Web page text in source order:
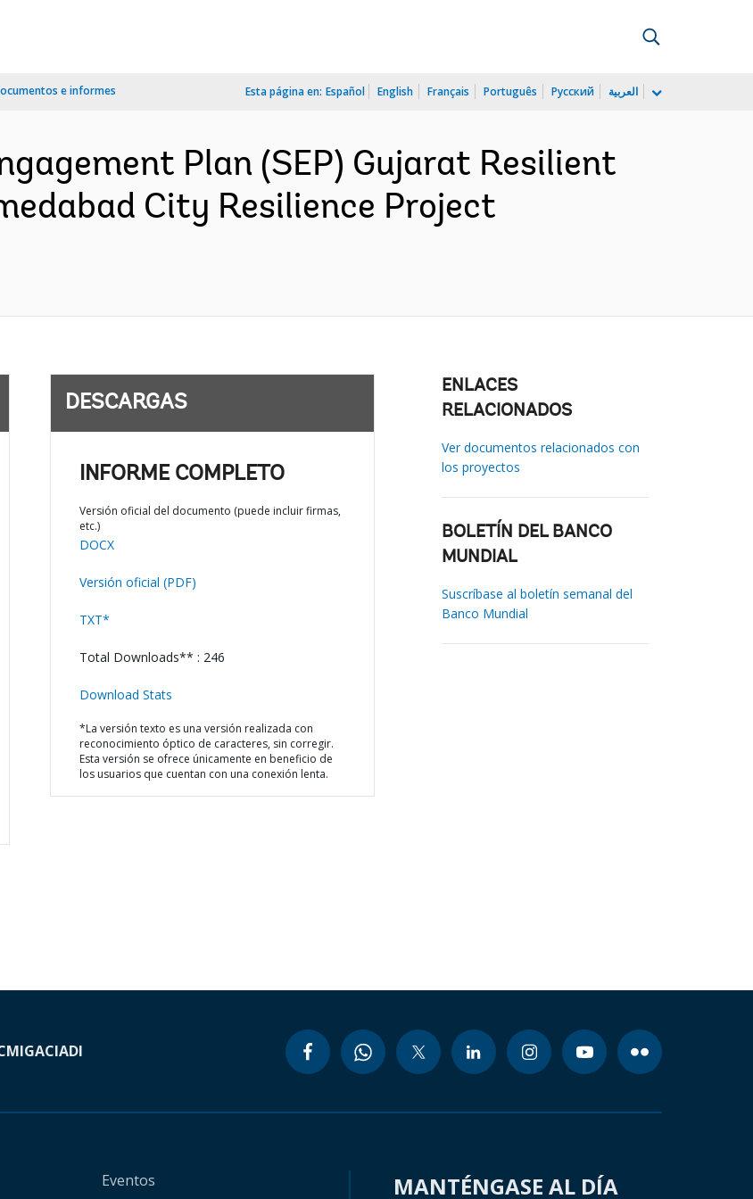
e informes Esta página en: Español English Français Português Русский العربية
Plan (SEP) Gujarat Resilient
City Resilience Project
DESCARGAS
INFORME COMPLETO
Versión oficial del documento (puede incluir firmas,
etc.)
DOCX
Versión oficial (PDF)
TXT*
Total Downloads** : 246
Download Stats
*La versión texto es una versión realizada con
reconocimiento óptico de caracteres, sin corregir.
Esta versión se ofrece únicamente en beneficio de
los usuarios que cuentan con una conexión lenta.
ENLACES
RELACIONADOS
Ver documentos relacionados con
los proyectos
BOLETÍN DEL BANCO
MUNDIAL
Suscríbase al boletín semanal del
Banco Mundial
MIGACIADI
Eventos MANTÉNGASE AL DÍA